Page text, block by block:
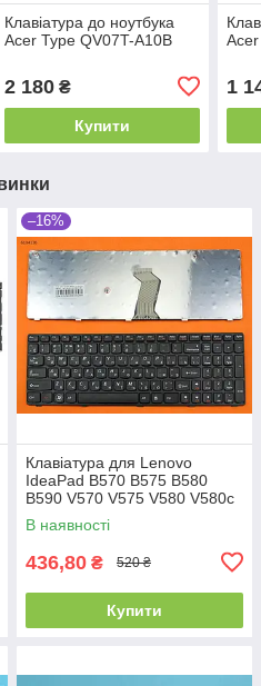
Клавіатура до ноутбука
Acer Type QV07T-A10B
2 180₴
Купити
1
–16%
Клавіатура для Lenovo
IdeaPad B570 B575 B580
B590 V570 V575 V580 V580c
Z570 Z575, RU, (Black,
Аналог)
В наявності
436,80 ₴ 520 ₴
Купити